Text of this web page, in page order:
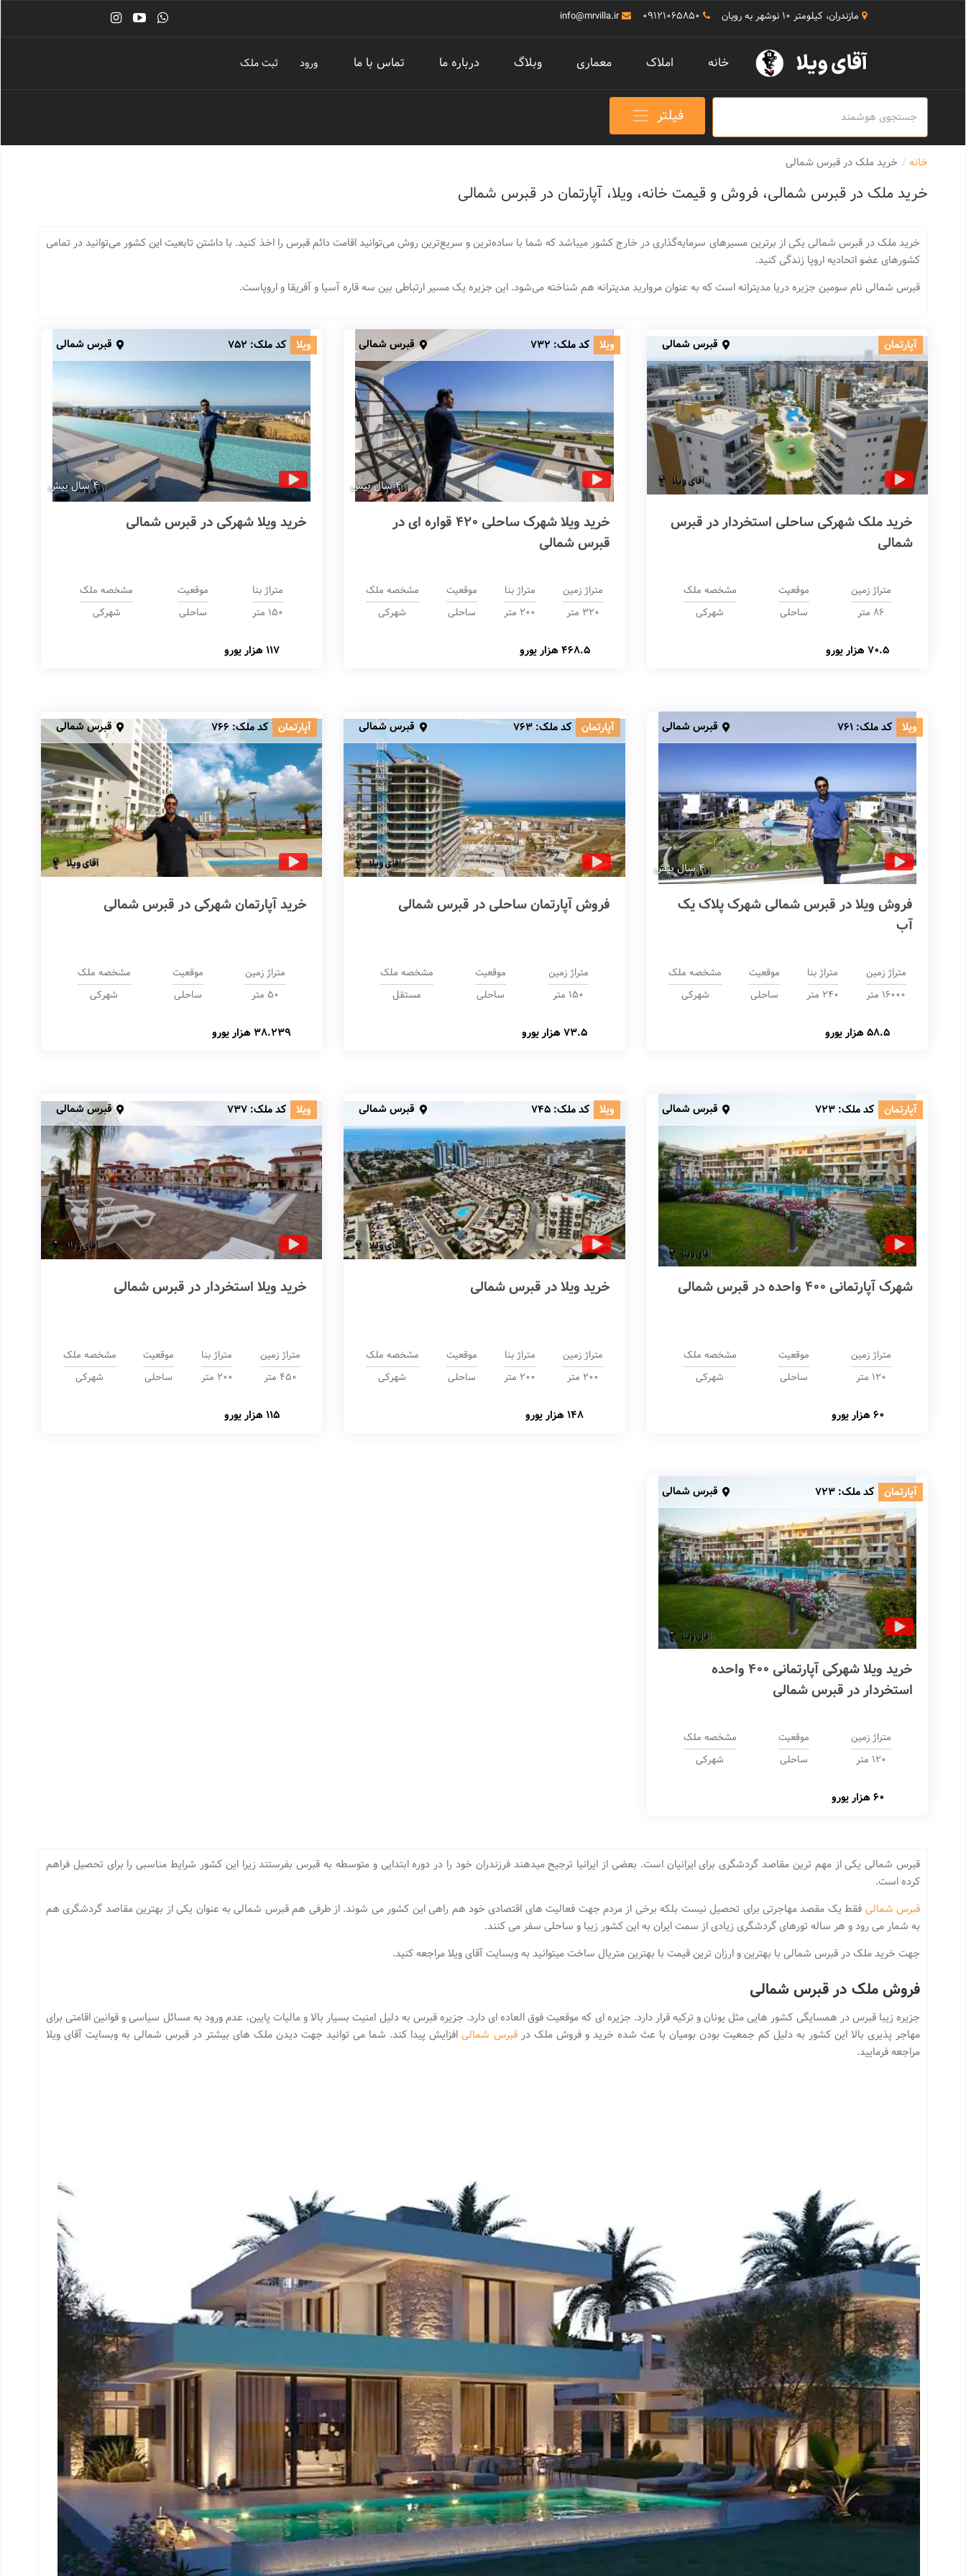
مازندران، کیلومتر 10 نوشهر به رویان 09121065850
info@mrvilla.ir
خانه املاک معماری وبلاگ درباره ما تماس با ما ورود ثبت ملک
فیلتر
خانه خرید ملک در قبرس شمالی
خرید ملک در قبرس شمالی، فروش و قیمت خانه، ویلا، آپارتمان در قبرس شمالی
خرید ملک در قبرس شمالی یکی از برترین مسیر‌های سرمایه‌گذاری در خارج کشور میباشد که شما با ساده‌ترین و سریع‌ترین روش می‌توانید اقامت دائم قبرس را اخذ کنید. با داشتن تابعیت این کشور می‌توانید در تمامی
کشور‌های عضو اتحادیه اروپا زندگی کنید.
قبرس شمالی نام سومین جزیره دریا مدیترانه است که به عنوان مروارید مدیترانه هم شناخته می‌شود. این جزیره یک مسیر ارتباطی بین سه قاره آسیا و آفریقا و اروپاست.
آپارتمان قبرس شمالی
خرید ملک شهرکی ساحلی استخردار در قبرس
شمالی
متراژ زمین
86 متر
موقعیت
ساحلی
مشخصه ملک
شهرکی
70.5 هزار یورو
4 سال پیش
ویلا کد ملک: 732 قبرس شمالی
خرید ویلا شهرک ساحلی 420 قواره ای در
قبرس شمالی
متراژ زمین
320 متر
متراژ بنا
200 متر
موقعیت
ساحلی
مشخصه ملک
شهرکی
468.5 هزار یورو
4 سال پیش
ویلا کد ملک: 752 قبرس شمالی
خرید ویلا شهرکی در قبرس شمالی
متراژ بنا
150 متر
موقعیت
ساحلی
مشخصه ملک
شهرکی
117 هزار یورو
4 سال پیش
ویلا کد ملک: 761 قبرس شمالی
فروش ویلا در قبرس شمالی شهرک پلاک یک
آب
متراژ زمین
16000 متر
متراژ بنا
240 متر
موقعیت
ساحلی
مشخصه ملک
شهرکی
58.5 هزار یورو
آپارتمان کد ملک:763 قبرس شمالی
فروش آپارتمان ساحلی در قبرس شمالی
متراژ زمین
150 متر
موقعیت
ساحلی
مشخصه ملک
مستقل
73.5 هزار یورو
آپارتمان کد ملک:766 قبرس شمالی
خرید آپارتمان شهرکی در قبرس شمالی
متراژ زمین
50 متر
موقعیت
ساحلی
مشخصه ملک
شهرکی
38.239 هزار یورو
آپارتمان کد ملک: 723 قبرس شمالی
شهرک آپارتمانی 400 واحده در قبرس شمالی
متراژ زمین
120 متر
موقعیت
ساحلی
مشخصه ملک
شهرکی
60 هزار یورو
ویلا کد ملک:745 قبرس شمالی
خرید ویلا در قبرس شمالی
متراژ زمین
200 متر
متراژ بنا
200 متر
موقعیت
ساحلی
مشخصه ملک
شهرکی
148 هزار یورو
ویلا کد ملک: 737 قبرس شمالی
خرید ویلا استخردار در قبرس شمالی
متراژ زمین
450 متر
متراژ بنا
200 متر
موقعیت
ساحلی
مشخصه ملک
شهرکی
115 هزار یورو
آپارتمان کد ملک: 723 قبرس شمالی
خرید ویلا شهرکی آپارتمانی 400 واحده
استخردار در قبرس شمالی
متراژ زمین
120 متر
موقعیت
ساحلی
مشخصه ملک
شهرکی
60 هزار یورو
قبرس شمالی یکی از مهم ترین مقاصد گردشگری برای ایرانیان است. بعضی از ایرانیا ترجیح میدهند فرزندران خود را در دوره ابتدایی و متوسطه به قبرس بفرستند زیرا این کشور شرایط مناسبی را برای تحصیل فراهم
کرده است.
قبرس شمالی فقط یک مقصد مهاجرتی برای تحصیل نیست بلکه برخی از مردم جهت فعالیت های اقتصادی خود هم راهی این کشور می شوند. از طرفی هم قبرس شمالی به عنوان یکی از بهترین مقاصد گردشگری هم
به شمار می رود و هر ساله تورهای گردشگری زیادی از سمت ایران به این کشور زیبا و ساحلی سفر می کنند.
جهت خرید ملک در قبرس شمالی با بهترین و ارزان ترین قیمت با بهترین متریال ساخت میتوانید به وبسایت آقای ویلا مراجعه کنید.
فروش ملک در قبرس شمالی
جزیره زیبا قبرس در همسایگی کشور هایی مثل یونان و ترکیه قرار دارد. جزیره ای که موقعیت فوق العاده ای دارد. جزیره قبرس به دلیل امنیت بسیار بالا و مالیات پایین، عدم ورود به مسائل سیاسی و قوانین اقامتی برای
مهاجر پذیری بالا این کشور به دلیل کم جمعیت بودن بومیان با عث شده خرید و فروش ملک درقبرس شمالیافزایش پیدا کند. شما می توانید جهت دیدن ملک های بیشتر در قبرس شمالی به وبسایت آقای ویلا
مراجعه فرمایید.